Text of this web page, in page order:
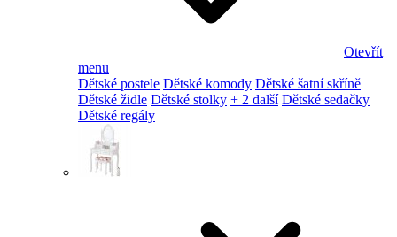
Otevřít
menu
Dětské postele Dětské komody Dětské šatní skříně
Dětské židle Dětské stolky + 2 další Dětské sedačky
Dětské regály